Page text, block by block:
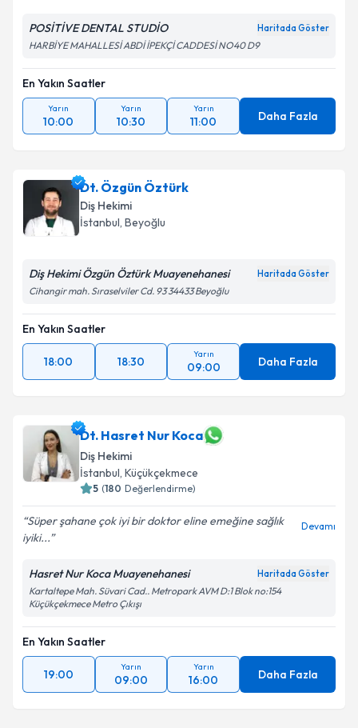
POSİTİVE DENTAL STUDİO Haritada Göster
HARBİYE MAHALLESİ ABDİ İPEKÇİ CADDESİ NO40 D9
En Yakın Saatler
Yarın
10:00
Yarın
10:30
Yarın
11:00 Daha Fazla
Dt. Özgün Öztürk
Diş Hekimi
İstanbul, Beyoğlu
Diş Hekimi Özgün Öztürk Muayenehanesi Haritada Göster
Cihangir mah. Sıraselviler Cd. 93 34433 Beyoğlu
En Yakın Saatler
18:00 18:30
Yarın
09:00 Daha Fazla
Dt. Hasret Nur Koca
Diş Hekimi
İstanbul, Küçükçekmece
5 (180 Değerlendirme)
Süper şahane çok iyi bir doktor eline emeğine sağlık
iyiki...
Devamı
Hasret Nur Koca Muayenehanesi Haritada Göster
Kartaltepe Mah. Süvari Cad.. Metropark AVM D:1 Blok no:154
Küçükçekmece Metro Çıkışı
En Yakın Saatler
19:00
Yarın
09:00
Yarın
16:00 Daha Fazla